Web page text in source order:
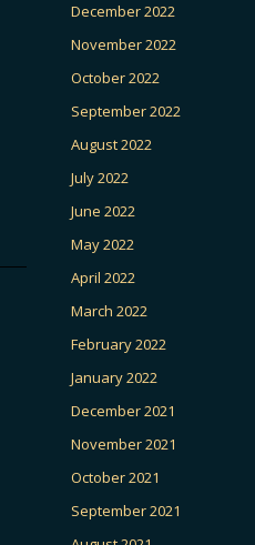
December 2022
November 2022
October 2022
September 2022
August 2022
July 2022
June 2022
May 2022
April 2022
March 2022
February 2022
January 2022
December 2021
November 2021
October 2021
September 2021